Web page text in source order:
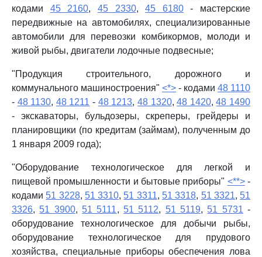
кодами 45 2160, 45 2330,45 6180- мастерские
передвижные на автомобилях, специализированные
автомобили для перевозки комбикормов, молоди и
живой рыбы, двигатели лодочные подвесные;
"Продукция строительного, дорожного и
коммунального машиностроения" <*> - кодами 48 1110
- 48 1130, 48 1211 - 48 1213, 48 1320,48 1420,48 1490
- экскаваторы, бульдозеры, скреперы, грейдеры и
планировщики (по кредитам (займам), полученным до
1 января 2009 года);
"Оборудование технологическое для легкой и
пищевой промышленности и бытовые приборы" <**>-
кодами 51 3228, 51 3310, 51 3311, 51 3318, 51 3321, 51
3326, 51 3900, 51 5111, 51 5112, 51 5119, 51 5731 -
оборудование технологическое для добычи рыбы,
оборудование технологическое для прудового
хозяйства, специальные приборы обеспечения лова